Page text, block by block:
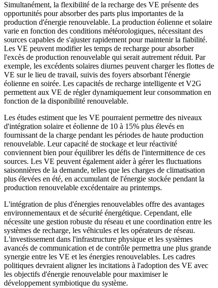
Simultanément, la flexibilité de la recharge des VE présente des
opportunités pour absorber des parts plus importantes de la
production d'énergie renouvelable. La production éolienne et solaire
varie en fonction des conditions météorologiques, nécessitant des
sources capables de s'ajuster rapidement pour maintenir la fiabilité.
Les VE peuvent modifier les temps de recharge pour absorber
l'excès de production renouvelable qui serait autrement réduit. Par
exemple, les excédents solaires diurnes peuvent charger les flottes de
VE sur le lieu de travail, suivis des foyers absorbant l'énergie
éolienne en soirée. Les capacités de recharge intelligente et V2G
permettent aux VE de régler dynamiquement leur consommation en
fonction de la disponibilité renouvelable.
Les études estiment que les VE pourraient permettre des niveaux
d'intégration solaire et éolienne de 10 à 15% plus élevés en
fournissant de la charge pendant les périodes de haute production
renouvelable. Leur capacité de stockage et leur réactivité
conviennent bien pour équilibrer les défis de l'intermittence de ces
sources. Les VE peuvent également aider à gérer les fluctuations
saisonnières de la demande, telles que les charges de climatisation
plus élevées en été, en accumulant de l'énergie stockée pendant la
production renouvelable excédentaire au printemps.
L'intégration de plus d'énergies renouvelables offre des avantages
environnementaux et de sécurité énergétique. Cependant, elle
nécessite une gestion robuste du réseau et une coordination entre les
systèmes de recharge, les véhicules et les opérateurs de réseau.
L'investissement dans l'infrastructure physique et les systèmes
avancés de communication et de contrôle permettra une plus grande
synergie entre les VE et les énergies renouvelables. Les cadres
politiques devraient aligner les incitations à l'adoption des VE avec
les objectifs d'énergie renouvelable pour maximiser le
développement symbiotique du système.